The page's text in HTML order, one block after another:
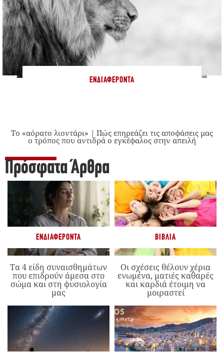
ΕΝΔΙΑΦΈΡΟΝΤΑ
Το «αόρατο λιοντάρι» | Πώς επηρεάζει τις αποφάσεις μας
ο τρόπος που αντιδρά ο εγκέφαλος στην απειλή
Πρόσφατα Άρθρα
ΕΝΔΙΑΦΈΡΟΝΤΑ
Τα 4 είδη συναισθημάτων
που επιδρούν άμεσα στο
σώμα και στη φυσιολογία
μας
ΒΙΒΛΊΑ
Οι σχέσεις θέλουν χέρια
ενωμένα, ματιές καθαρές
και καρδιά έτοιμη να
μοιραστεί